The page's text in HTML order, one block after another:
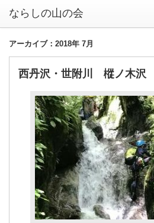
アーカイブ：2018年 7月
西丹沢・世附川 樅ノ木沢